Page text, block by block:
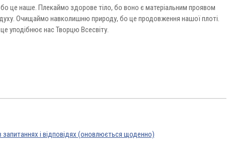
бо це наше. Плекаймо здорове тіло, бо воно є матеріальним проявом
Очищаймо навколишню природу, бо це продовження нашої плоті.
уподібнює нас Творцю Всесвіту.
запитаннях і відповідях (оновлюється щоденно)